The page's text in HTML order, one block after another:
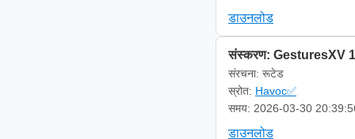
डाउनलोड
संस्करण: GesturesXV
संरचना: रूटेड
स्रोत: Havoc✅
समय: 2026-03-30
डाउनलोड